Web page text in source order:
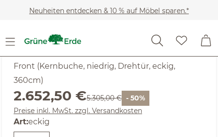
Zum Hauptinhalt springen
Neuheiten entdecken & 10 % auf Möbel sparen.*
Noch keine Bewertungen
Akumi
Front (Kernbuche, niedrig, Drehtür, eckig,
360cm)
Verkaufspreis:
2.652,50 €Regulärer Preis:
5.305,00 € - 50%
Preise inkl. MwSt. zzgl. Versandkosten
Artauswählen
:eckig